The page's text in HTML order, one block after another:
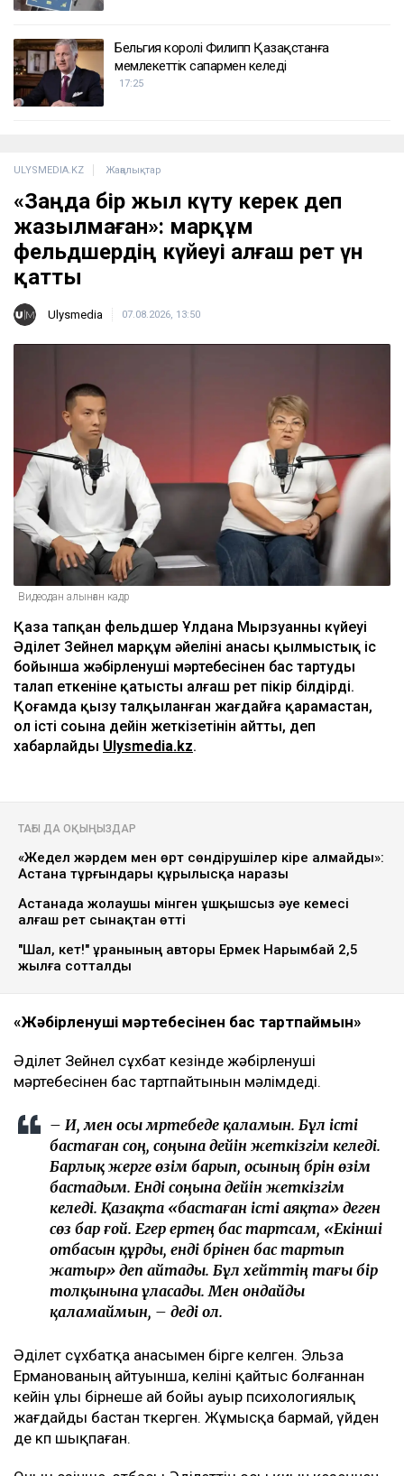
Бельгия королі Филипп Қазақстанға
мемлекеттік сапармен келеді
17:25
ULYSMEDIA.KZ Жаңалықтар
«Заңда бір жыл күту керек деп
жазылмаған»: марқұм
фельдшердің күйеуі алғаш рет үн
қатты
Ulysmedia 07.08.2026, 13:50
Видеодан алынған кадр
Қаза тапқан фельдшер Ұлдана Мырзуанның күйеуі
Әділет Зейнел марқұм әйелінің анасы қылмыстық іс
бойынша жәбірленуші мәртебесінен бас тартуды
талап еткеніне қатысты алғаш рет пікір білдірді.
Қоғамда қызу талқыланған жағдайға қарамастан,
ол істі соңына дейін жеткізетінін айтты, деп
хабарлайды Ulysmedia.kz.
ТАҒЫ ДА ОҚЫҢЫЗДАР
«Жедел жәрдем мен өрт сөндірушілер кіре алмайды»:
Астана тұрғындары құрылысқа наразы
Астанада жолаушы мінген ұшқышсыз әуе кемесі
алғаш рет сынақтан өтті
"Шал, кет!" ұранының авторы Ермек Нарымбай 2,5
жылға сотталды
«Жәбірленуші мәртебесінен бас тартпаймын»
Әділет Зейнел сұхбат кезінде жәбірленуші
мәртебесінен бас тартпайтынын мәлімдеді.
– Иә, мен осы мәртебеде қаламын. Бұл істі
бастаған соң, соңына дейін жеткізгім келеді.
Барлық жерге өзім барып, осының бәрін өзім
бастадым. Енді соңына дейін жеткізгім
келеді. Қазақта «бастаған істі аяқта» деген
сөз бар ғой. Егер ертең бас тартсам, «Екінші
отбасын құрды, енді бәрінен бас тартып
жатыр» деп айтады. Бұл хейттің тағы бір
толқынына ұласады. Мен ондайды
қаламаймын, – деді ол.
Әділет сұхбатқа анасымен бірге келген. Эльза
Ерманованың айтуынша, келіні қайтыс болғаннан
кейін ұлы бірнеше ай бойы ауыр психологиялық
жағдайды бастан өткерген. Жұмысқа бармай, үйден
де көп шықпаған.